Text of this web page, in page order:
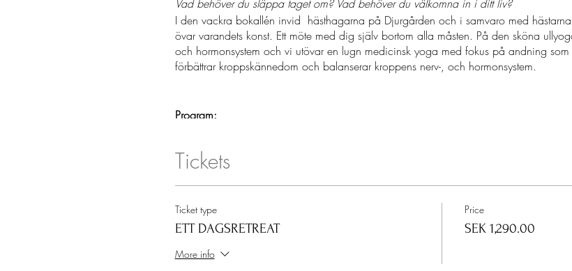
Vad behöver du släppa taget om? Vad behöver du välkomna in i ditt liv?
I den vackra bokallén invid hästhagarna på Djurgården och i samvaro med
övar varandets konst. Ett möte med dig själv bortom alla måsten. På den sköna
och hormonsystem och vi utövar en lugn medicinsk yoga med fokus på andning som
förbättrar kroppskännedom och balanserar kroppens nerv-, och hormonsystem.
Program:
10.15 - Teori om Stress,- & Hormonsystemet till gott yogite och rawfoodfika
11.00 - Mjuka fysiska rörelser & BreathWork på ullyogamattan
12.00 - Lunch: Mustig och välgörande soppa med gott lavianbröd och lyxiga
13.30 - Vi gör coachingövningar tillsammans med hästarna som hjälper dig att
framåt
14.30 - Återkoppling och reflektion
15.00 - Avslut
Tickets
Ticket type
ETT DAGSRETREAT
More info
Price
SEK 1,290.00